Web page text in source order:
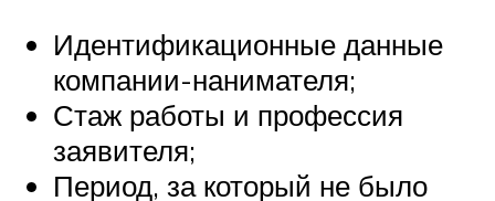
Идентификационные данные
компании-нанимателя;
Стаж работы и профессия
заявителя;
Период, за который не было